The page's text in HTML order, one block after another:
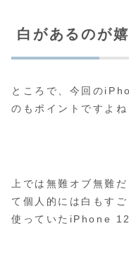
白があるのが
ところで、今回の
のもポイントですよね
上では無難オブ無難
て個人的には白もす
使っていたiPhone 12